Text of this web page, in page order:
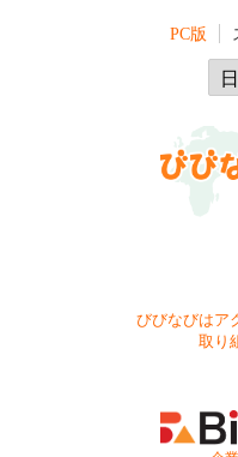
PC版
びびなびはア
取り